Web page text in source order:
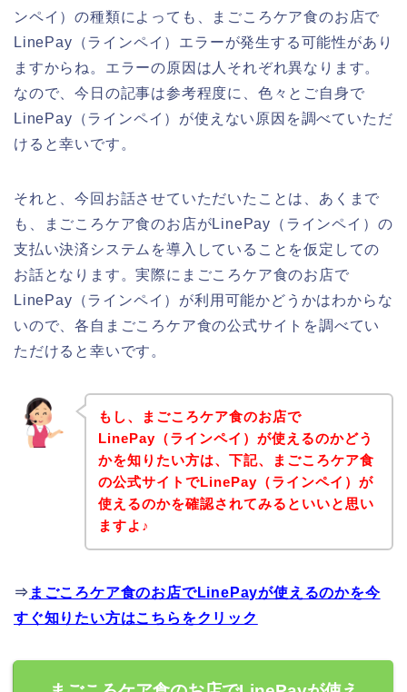
ンペイ）の種類によっても、まごころケア食のお店で
LinePay（ラインペイ）エラーが発生する可能性があり
ますからね。エラーの原因は人それぞれ異なります。
なので、今日の記事は参考程度に、色々とご自身で
LinePay（ラインペイ）が使えない原因を調べていただ
けると幸いです。
それと、今回お話させていただいたことは、あくまで
も、まごころケア食のお店がLinePay（ラインペイ）の
支払い決済システムを導入していることを仮定しての
お話となります。実際にまごころケア食のお店で
LinePay（ラインペイ）が利用可能かどうかはわからな
いので、各自まごころケア食の公式サイトを調べてい
ただけると幸いです。
もし、まごころケア食のお店で
LinePay（ラインペイ）が使えるのかどう
かを知りたい方は、下記、まごころケア食
の公式サイトでLinePay（ラインペイ）が
使えるのかを確認されてみるといいと思い
ますよ♪
⇒ まごころケア食のお店でLinePayが使えるのかを今
すぐ知りたい方はこちらをクリック